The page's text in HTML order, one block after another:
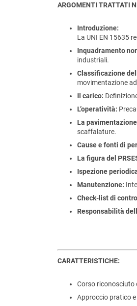
ARGOMENTI TRATTATI
Introduzione:
La UNI EN 15635
Inquadramento
industriali.
Classificazione
movimentazione
Il carico:
L’operatività:
La
scaffalature.
Cause e fonti di
La figura del
Ispezione
Manutenzione:
Check-list di
Responsabilità
CARATTERISTICHE:
Corso riconosciuto
Approccio pratico